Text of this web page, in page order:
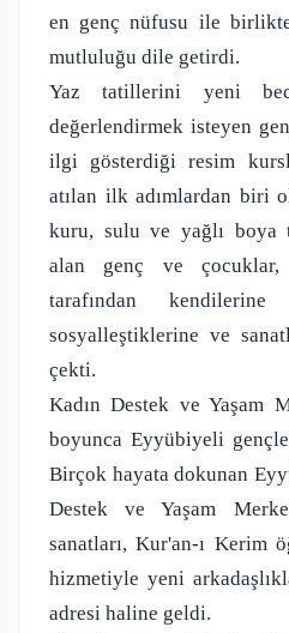
en genç nüfusu ile
mutluluğu dile getirdi.
Yaz tatillerini yeni
değerlendirmek isteyen
ilgi gösterdiği resim
atılan ilk adımlardan biri
kuru, sulu ve yağlı boya
alan genç ve çocuklar,
tarafından
sosyalleştiklerine ve
çekti.
Kadın Destek ve Yaşam
boyunca Eyyübiyeli
Birçok hayata dokunan
Destek ve Yaşam
sanatları, Kur'an-ı Kerim
hizmetiyle yeni
adresi haline geldi.